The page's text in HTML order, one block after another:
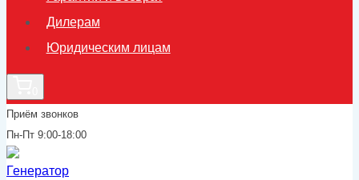
Дилерам
Юридическим лицам
Приём звонков
Пн-Пт 9:00-18:00